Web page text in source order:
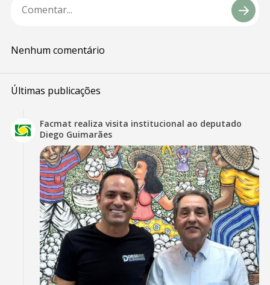
Nenhum comentário
Últimas publicações
Facmat realiza visita institucional ao deputado
Diego Guimarães